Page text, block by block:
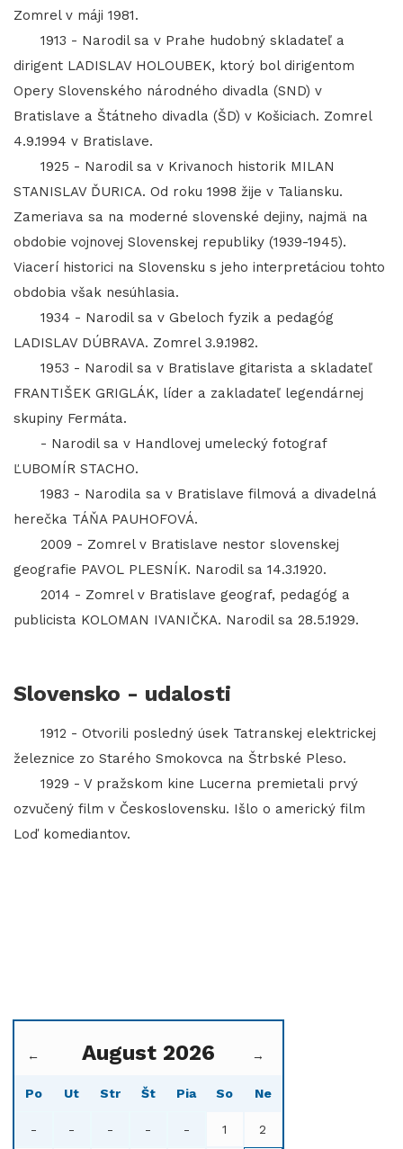
Zomrel v máji 1981.
1913 - Narodil sa v Prahe hudobný skladateľ a
dirigent LADISLAV HOLOUBEK, ktorý bol dirigentom
Opery Slovenského národného divadla (SND) v
Bratislave a Štátneho divadla (ŠD) v Košiciach. Zomrel
4.9.1994 v Bratislave.
1925 - Narodil sa v Krivanoch historik MILAN
STANISLAV ĎURICA. Od roku 1998 žije v Taliansku.
Zameriava sa na moderné slovenské dejiny, najmä na
obdobie vojnovej Slovenskej republiky (1939-1945).
Viacerí historici na Slovensku s jeho interpretáciou tohto
obdobia však nesúhlasia.
1934 - Narodil sa v Gbeloch fyzik a pedagóg
LADISLAV DÚBRAVA. Zomrel 3.9.1982.
1953 - Narodil sa v Bratislave gitarista a skladateľ
FRANTIŠEK GRIGLÁK, líder a zakladateľ legendárnej
skupiny Fermáta.
- Narodil sa v Handlovej umelecký fotograf
ĽUBOMÍR STACHO.
1983 - Narodila sa v Bratislave filmová a divadelná
herečka TÁŇA PAUHOFOVÁ.
2009 - Zomrel v Bratislave nestor slovenskej
geografie PAVOL PLESNÍK. Narodil sa 14.3.1920.
2014 - Zomrel v Bratislave geograf, pedagóg a
publicista KOLOMAN IVANIČKA. Narodil sa 28.5.1929.
Slovensko - udalosti
1912 - Otvorili posledný úsek Tatranskej elektrickej
železnice zo Starého Smokovca na Štrbské Pleso.
1929 - V pražskom kine Lucerna premietali prvý
ozvučený film v Československu. Išlo o americký film
Loď komediantov.
← August 2026 →
Po Ut Str Št Pia So Ne
- - - - - 1 2